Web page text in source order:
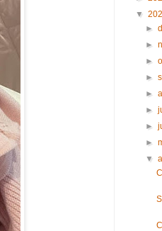
▼
►
►
►
►
►
►
►
►
▼